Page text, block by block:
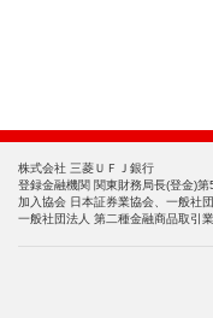
株式会社 三菱ＵＦＪ銀行
登録金融機関 関東財務局長(登金)第
加入協会 日本証券業協会、一般社
一般社団法人 第二種金融商品取引